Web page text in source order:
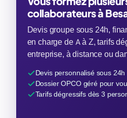
collaborateurs à
Devis groupe sous 24h,
en charge de A à Z, tarifs
entreprise, à distance ou
Devis personnalisé sous 24h
Dossier OPCO géré pour
Tarifs dégressifs dès 3